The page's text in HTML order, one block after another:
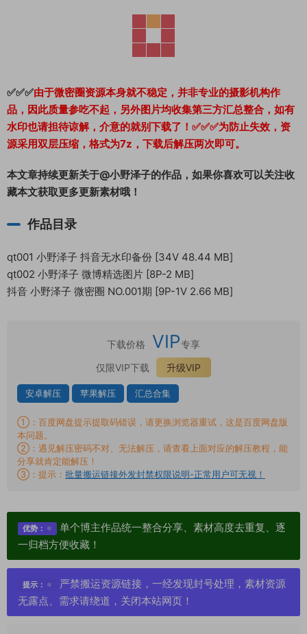
✅✅✅由于微密圈资源本身就不稳定，并非专业的摄影机构作
品，因此质量参吃不起，另外图片均收集第三方汇总整合，如有
水印也请担待谅解，介意的就别下载了！✅✅✅为防止失效，资
源采用双层压缩，格式为7z，下载后解压两次即可。
本文章持续更新关于@小野泽子的作品，如果你喜欢可以关注收
藏本文获取更多更新素材哦！
作品目录
qt001 小野泽子 抖音无水印备份 [34V 48.44 MB]
qt002 小野泽子 微博精选图片 [8P-2 MB]
抖音 小野泽子 微密圈 NO.001期 [9P-1V 2.66 MB]
下载价格 VIP专享
仅限VIP下载
升级VIP
安卓解压 苹果解压 汇总合集
①：百度网盘提示提取码错误，请更换浏览器重试，这是百度网盘版
本问题。
②：遇见解压密码不对、无法解压，请查看上面对应的解压教程，能
分享就肯定能解压！
③：提示： 批量搬运链接外发封禁权限说明-正常用户可无视！
优势：
单个博主作品统一整合分享、素材高度去重复、逐
一归档方便收藏！
提示：
严禁搬运资源链接，一经发现封号处理，素材资源
无露点、需求请绕道，关闭本站网页！